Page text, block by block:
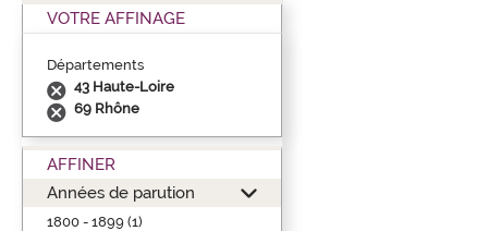
VOTRE AFFINAGE
Départements
43 Haute-Loire
69 Rhône
AFFINER
Années de parution
1800 - 1899 (1)